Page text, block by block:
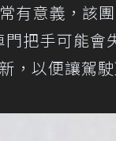
有意義，該
把手可能
，以便讓駕